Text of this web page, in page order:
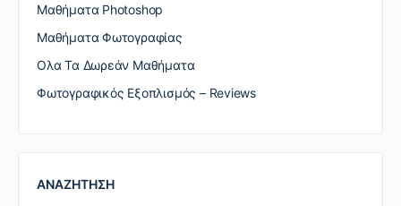
Μαθήματα Photoshop
Μαθήματα Φωτογραφίας
Ολα Τα Δωρεάν Μαθήματα
Φωτογραφικός Εξοπλισμός – Reviews
ΑΝΑΖΗΤΗΣΗ